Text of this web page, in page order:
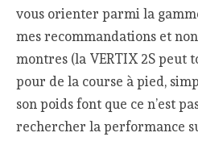
vous orienter parmi la
mes recommandations et
montres (la VERTIX 2S peut
pour de la course à pied,
son poids font que ce n’est
rechercher la performance